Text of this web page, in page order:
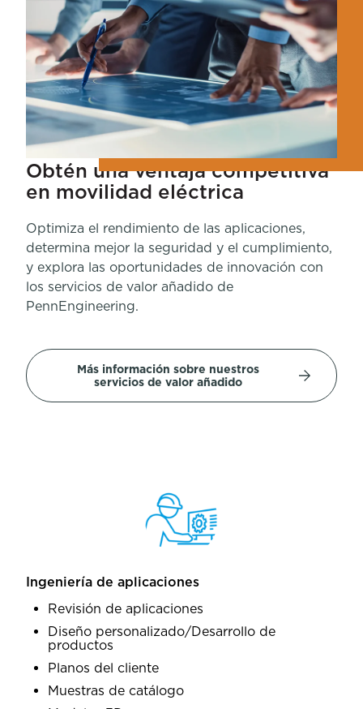
Obtén una ventaja competitiva
en movilidad eléctrica
Optimiza el rendimiento de las aplicaciones,
determina mejor la seguridad y el cumplimiento,
y explora las oportunidades de innovación con
los servicios de valor añadido de
PennEngineering.
Más información sobre nuestros
servicios de valor añadido
Ingeniería de aplicaciones
Revisión de aplicaciones
Diseño personalizado/Desarrollo de
productos
Planos del cliente
Muestras de catálogo